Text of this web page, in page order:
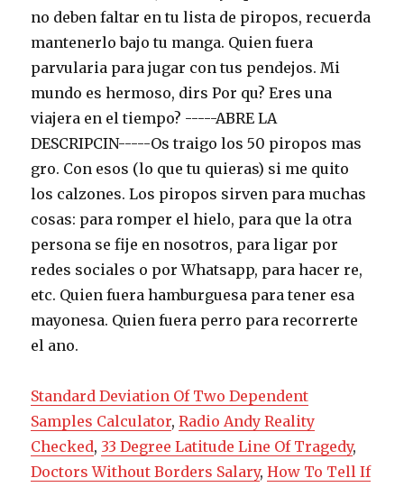
Standard Deviation Of Two Dependent
Samples Calculator,Radio Andy Reality
Checked, 33 Degree Latitude Line Of Tragedy,
Doctors Without Borders Salary,How To Tell If